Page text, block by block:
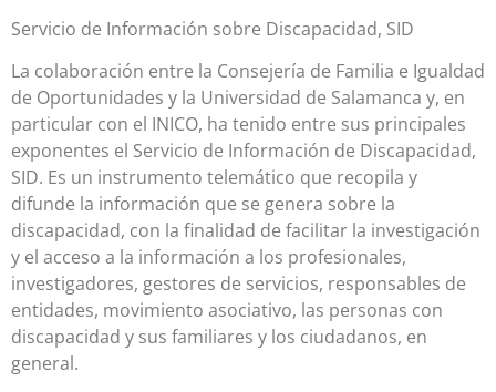
Servicio de Información sobre Discapacidad, SID
La colaboración entre la Consejería de Familia e Igualdad
de Oportunidades y la Universidad de Salamanca y, en
particular con el INICO, ha tenido entre sus principales
exponentes el Servicio de Información de Discapacidad,
SID. Es un instrumento telemático que recopila y
difunde la información que se genera sobre la
discapacidad, con la finalidad de facilitar la investigación
y el acceso a la información a los profesionales,
investigadores, gestores de servicios, responsables de
entidades, movimiento asociativo, las personas con
discapacidad y sus familiares y los ciudadanos, en
general.